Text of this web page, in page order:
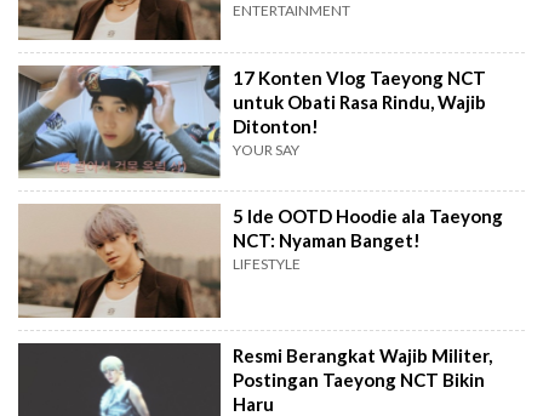
ENTERTAINMENT
17 Konten Vlog Taeyong NCT
untuk Obati Rasa Rindu, Wajib
Ditonton!
YOUR SAY
5 Ide OOTD Hoodie ala Taeyong
NCT: Nyaman Banget!
LIFESTYLE
Resmi Berangkat Wajib Militer,
Postingan Taeyong NCT Bikin
Haru